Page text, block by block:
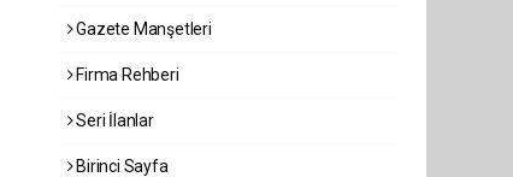
Gazete Manşetleri
Firma Rehberi
Seri İlanlar
Birinci Sayfa